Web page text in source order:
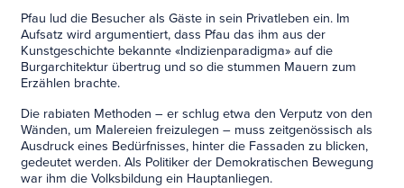
Pfau lud die Besucher als Gäste in sein Privatleben ein. Im
Aufsatz wird argumentiert, dass Pfau das ihm aus der
Kunstgeschichte bekannte «Indizienparadigma» auf die
Burgarchitektur übertrug und so die stummen Mauern zum
Erzählen brachte.
Die rabiaten Methoden – er schlug etwa den Verputz von den
Wänden, um Malereien freizulegen – muss zeitgenössisch als
Ausdruck eines Bedürfnisses, hinter die Fassaden zu blicken,
gedeutet werden. Als Politiker der Demokratischen Bewegung
war ihm die Volksbildung ein Hauptanliegen.